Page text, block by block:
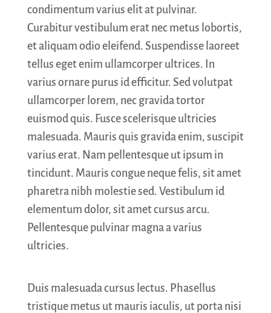
condimentum varius elit at pulvinar.
Curabitur vestibulum erat nec metus lobortis,
et aliquam odio eleifend. Suspendisse laoreet
tellus eget enim ullamcorper ultrices. In
varius ornare purus id efficitur. Sed volutpat
ullamcorper lorem, nec gravida tortor
euismod quis. Fusce scelerisque ultricies
malesuada. Mauris quis gravida enim, suscipit
varius erat. Nam pellentesque ut ipsum in
tincidunt. Mauris congue neque felis, sit amet
pharetra nibh molestie sed. Vestibulum id
elementum dolor, sit amet cursus arcu.
Pellentesque pulvinar magna a varius
ultricies.
Duis malesuada cursus lectus. Phasellus
tristique metus ut mauris iaculis, ut porta nisi